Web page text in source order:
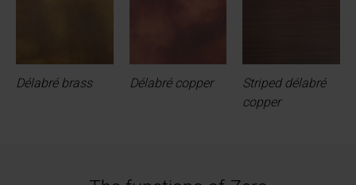
Délabré brass Délabré copper
Striped délabré
copper